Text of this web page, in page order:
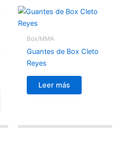
Box/MMA
Guantes de Box Cleto
Reyes
Leer más